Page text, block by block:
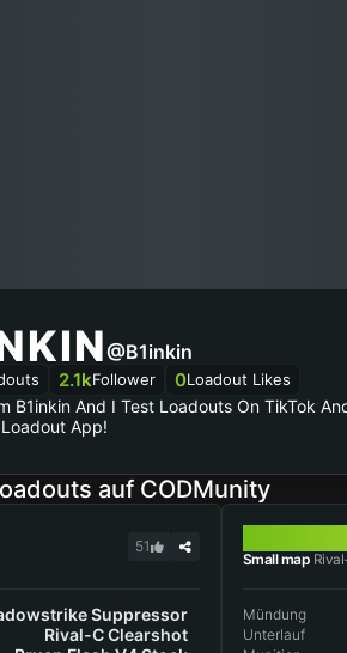
@B1inkin
2.1kFollower 0Loadout Likes
B1inkin And I Test Loadouts On TikTok
App!
auf CODMunity
51
Suppressor
Rival-C Clearshot
Small map
Mündung
Unterlauf